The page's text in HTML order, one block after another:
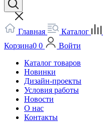
Главная Каталог
Корзина0 0
Войти
Каталог товаров
Новинки
Дизайн-проекты
Условия работы
Новости
О нас
Контакты